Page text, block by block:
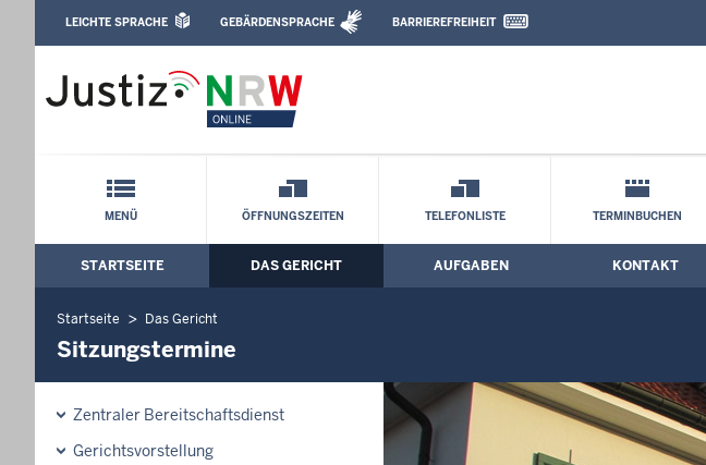
Amtsgericht Ahlen: Sitzungstermine
Leichte Sprache, Gebärdensprachenvideo und Kontaktformular
LEICHTE SPRACHE GEBÄRDENSPRACHE BARRIEREFREIHEIT
Schnellnavigation mit Volltext-Suche
MENÜ ÖFFNUNGSZEITEN TELEFONLISTE TERMINBUCHEN
Hauptmenü: Hauptnavigation
STARTSEITE DAS GERICHT AUFGABEN KONTAKT
Startseite Das Gericht
Sitzungstermine
Zentraler Bereitschaftsdienst
Gerichtsvorstellung